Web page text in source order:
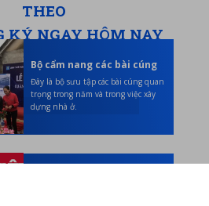
THEO
KÝ NGAY HÔM NAY
Bộ cẩm nang các bài cúng
Đây là bộ sưu tập các bài cúng quan
trọng trong năm và trong việc xây
dựng nhà ở.